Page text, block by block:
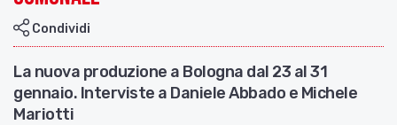
Condividi
La nuova produzione a Bologna dal 23 al 31
gennaio. Interviste a Daniele Abbado e Michele
Mariotti